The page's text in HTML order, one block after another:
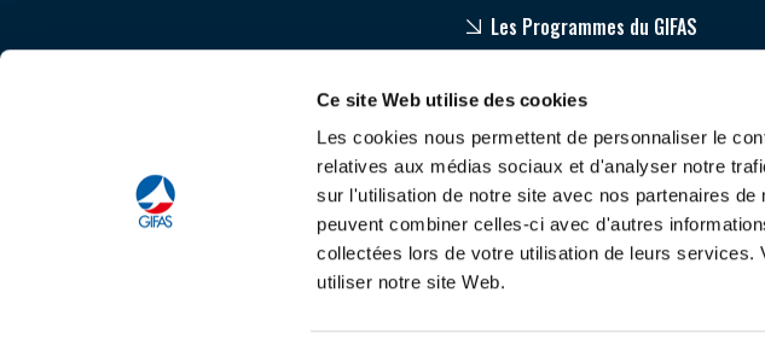
Ce site Web utilise des cookies
Les cookies nous permettent de personnaliser le
relatives aux médias sociaux et d'analyser notre
sur l'utilisation de notre site avec nos partenaires
peuvent combiner celles-ci avec d'autres
collectées lors de votre utilisation de leurs
utiliser notre site Web.
Les Programmes du GIFAS
Accompagnement de nos adhérents